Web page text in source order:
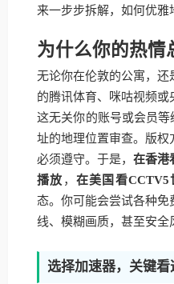
来一步步拆解，如何优雅
为什么你的热情
无论你在伦敦的公寓，
的腾讯体育、咪咕视频或
这无关你的账号或会员
址的地理位置审查。版
必须遵守。于是，在香港
播放 ， 在美国看
态。你可能会尝试各种
线、模糊画质，甚至安全
选择加速器，关键看